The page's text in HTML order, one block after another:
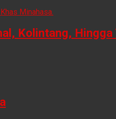
Kolintang,